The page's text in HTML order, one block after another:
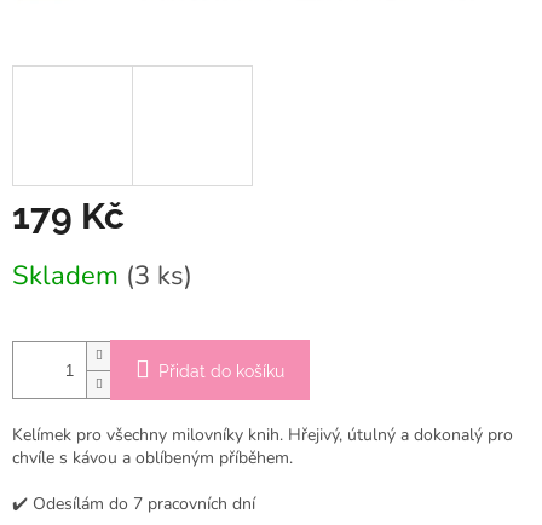
179 Kč
cena:
Skladem (3 ks)
Přidat do košíku
Kelímek pro všechny milovníky knih. Hřejivý, útulný a dokonalý pro
chvíle s kávou a oblíbeným příběhem.
✔️ Odesílám do 7 pracovních dní